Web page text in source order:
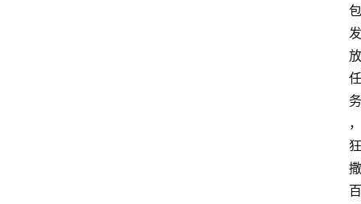
包
发
放
任
务
，
狂
撒
百